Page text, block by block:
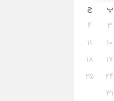
پ ج
۳
۴
۱۰
۱۱
۱۷
۱۸
۲۴
۲۵
۳۱